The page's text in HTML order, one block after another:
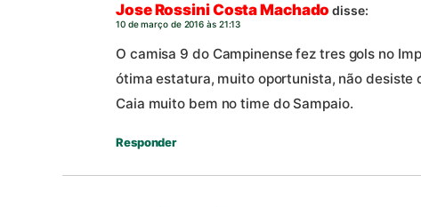
Jose Rossini Costa Machado disse:
10 de março de 2016 às 21:13
O camisa 9 do Campinense fez tres gols no
ótima estatura, muito oportunista, não desiste
Caia muito bem no time do Sampaio.
Responder